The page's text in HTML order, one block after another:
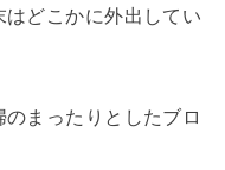
どこかに外出してい
まったりとしたブロ